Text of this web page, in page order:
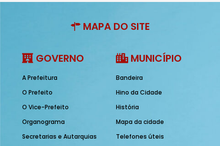
MAPA DO SITE
GOVERNO
A Prefeitura
O Prefeito
O Vice-Prefeito
Organograma
Secretarias e Autarquias
MUNICÍPIO
Bandeira
Hino da Cidade
História
Mapa da cidade
Telefones úteis